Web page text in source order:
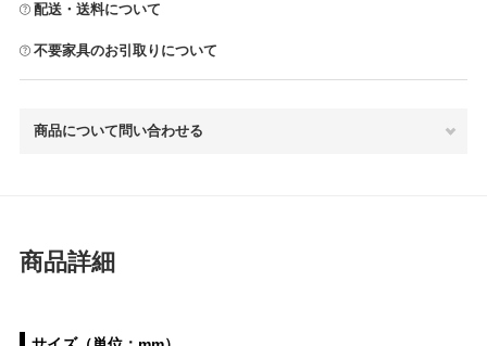
配送・送料について
不要家具のお引取りについて
商品について問い合わせる
商品詳細